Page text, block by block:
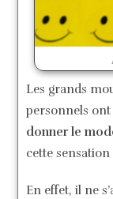
Les grands
personnels ont
donner le
cette sensation
En effet, il ne